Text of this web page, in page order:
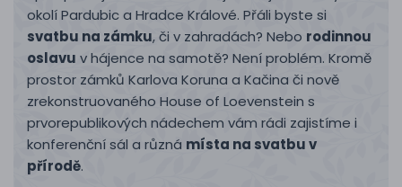
okolí Pardubic a Hradce Králové. Přáli byste si
svatbu na zámku, či v zahradách? Nebo rodinnou
oslavu v hájence na samotě? Není problém. Kromě
prostor zámků Karlova Koruna a Kačina či nově
zrekonstruovaného House of Loevenstein s
prvorepublikových nádechem vám rádi zajistíme i
konferenční sál a různá místa na svatbu v
přírodě.